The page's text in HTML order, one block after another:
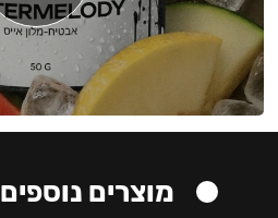
מוצרים נוספים